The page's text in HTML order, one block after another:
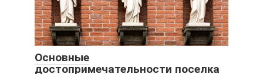
Основные
достопримечательности поселка